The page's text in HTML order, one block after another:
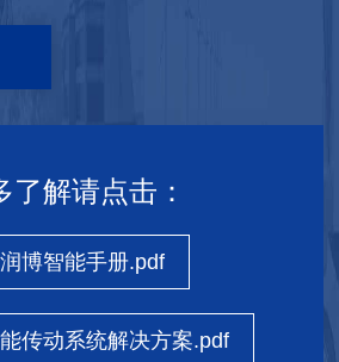
了解请点击：
博智能手册.pdf
传动系统解决方案.pdf